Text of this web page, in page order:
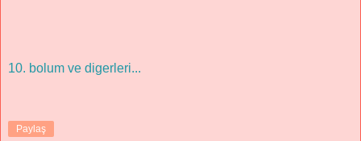
10. bolum ve digerleri...
Paylaş